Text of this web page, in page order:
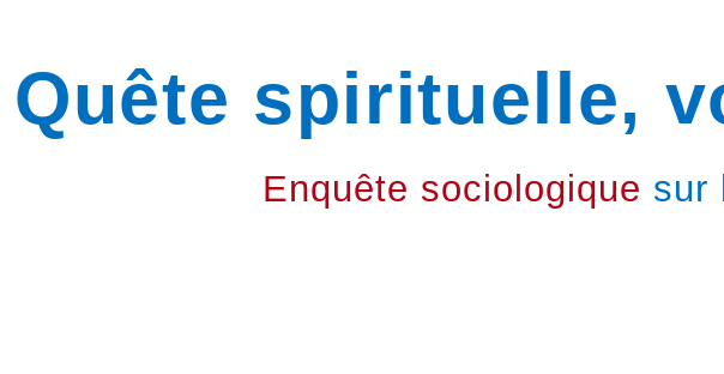
Quête spirituelle,
Enquête sociologique sur